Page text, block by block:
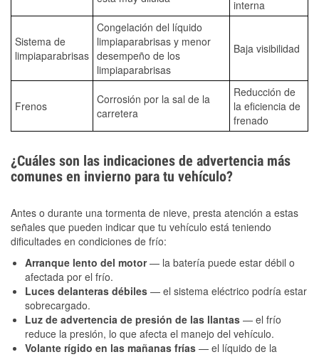
interna
Sistema de
limpiaparabrisas
Congelación del líquido
limpiaparabrisas y menor
desempeño de los
limpiaparabrisas
Baja visibilidad
Frenos
Corrosión por la sal de la
carretera
Reducción de
la eficiencia de
frenado
¿Cuáles son las indicaciones de advertencia más
comunes en invierno para tu vehículo?
Antes o durante una tormenta de nieve, presta atención a estas
señales que pueden indicar que tu vehículo está teniendo
dificultades en condiciones de frío:
Arranque lento del motor— la batería puede estar débil o
afectada por el frío.
Luces delanteras débiles — el sistema eléctrico podría estar
sobrecargado.
Luz de advertencia de presión de las llantas — el frío
reduce la presión, lo que afecta el manejo del vehículo.
Volante rígido en las mañanas frías — el líquido de la